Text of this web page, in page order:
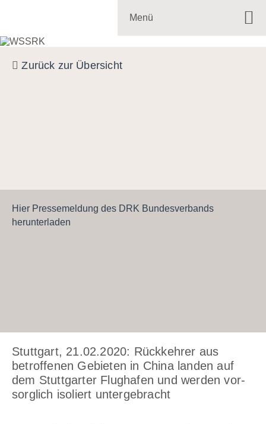
Menü
Zurück zur Übersicht
Hier Pressemeldung des DRK Bundesverbands
herunterladen
Stuttgart, 21.02.2020: Rückkehrer aus
betroffenen Gebieten in China landen auf
dem Stuttgarter Flughafen und werden vor-
sorglich isoliert untergebracht